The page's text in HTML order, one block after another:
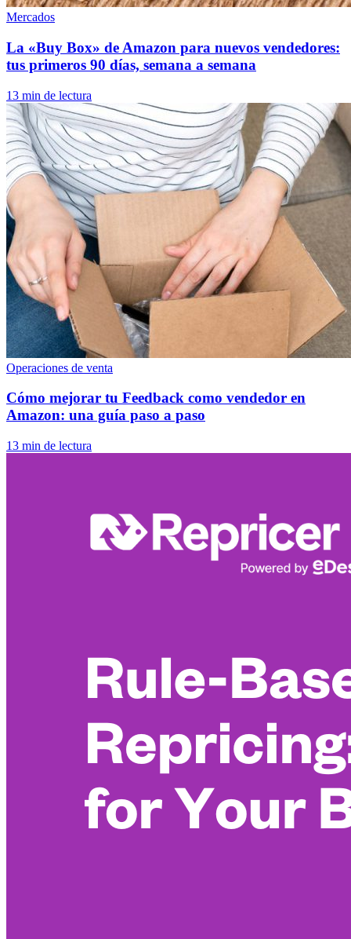
Mercados
La «Buy Box» de Amazon para nuevos vendedores:
tus primeros 90 días, semana a semana
13 min de lectura
Operaciones de venta
Cómo mejorar tu Feedback como vendedor en
Amazon: una guía paso a paso
13 min de lectura